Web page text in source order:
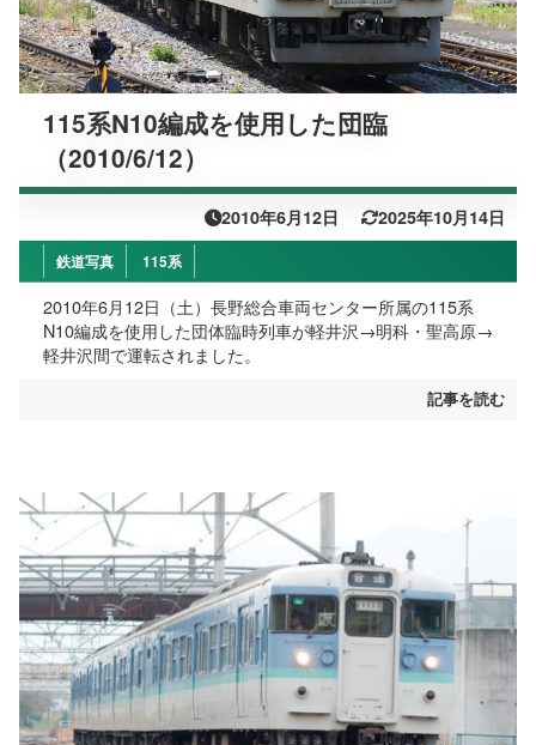
115系N10編成を使用した団臨
（2010/6/12）
2010年6月12日 2025年10月14日
鉄道写真 115系
2010年6月12日（土）長野総合車両センター所属の115系
N10編成を使用した団体臨時列車が軽井沢→明科・聖高原→
軽井沢間で運転されました。
記事を読む